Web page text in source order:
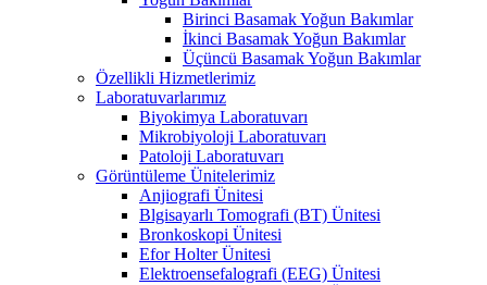
Birinci Basamak Yoğun Bakımlar
İkinci Basamak Yoğun Bakımlar
Üçüncü Basamak Yoğun Bakımlar
Özellikli Hizmetlerimiz
Laboratuvarlarımız
Biyokimya Laboratuvarı
Mikrobiyoloji Laboratuvarı
Patoloji Laboratuvarı
Görüntüleme Ünitelerimiz
Anjiografi Ünitesi
Blgisayarlı Tomografi (BT) Ünitesi
Bronkoskopi Ünitesi
Efor Holter Ünitesi
Elektroensefalografi (EEG) Ünitesi